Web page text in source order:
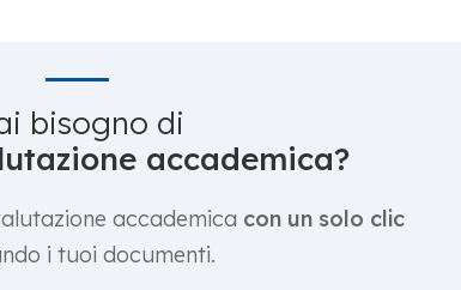
bisogno di
accademica?
accademica con un solo clic
i tuoi documenti.